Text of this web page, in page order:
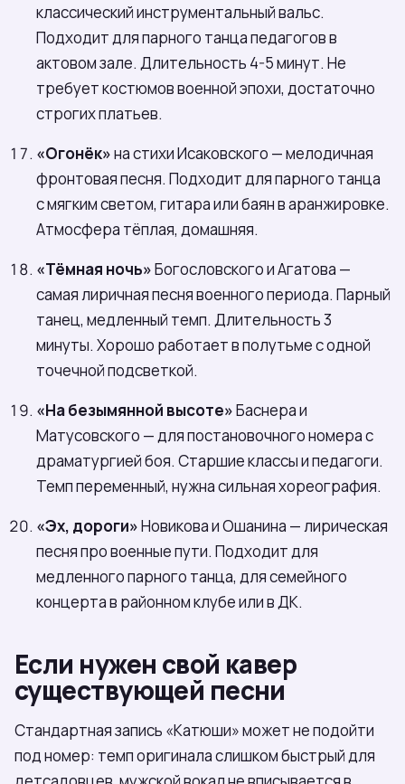
классический инструментальный вальс.
Подходит для парного танца педагогов в
актовом зале. Длительность 4-5 минут. Не
требует костюмов военной эпохи, достаточно
строгих платьев.
«Огонёк»на стихи Исаковского — мелодичная
фронтовая песня. Подходит для парного танца
с мягким светом, гитара или баян в аранжировке.
Атмосфера тёплая, домашняя.
«Тёмная ночь»Богословского и Агатова —
самая лиричная песня военного периода. Парный
танец, медленный темп. Длительность 3
минуты. Хорошо работает в полутьме с одной
точечной подсветкой.
«На безымянной высоте»Баснера и
Матусовского — для постановочного номера с
драматургией боя. Старшие классы и педагоги.
Темп переменный, нужна сильная хореография.
«Эх, дороги»Новикова и Ошанина — лирическая
песня про военные пути. Подходит для
медленного парного танца, для семейного
концерта в районном клубе или в ДК.
Если нужен свой кавер
существующей песни
Стандартная запись «Катюши» может не подойти
под номер: темп оригинала слишком быстрый для